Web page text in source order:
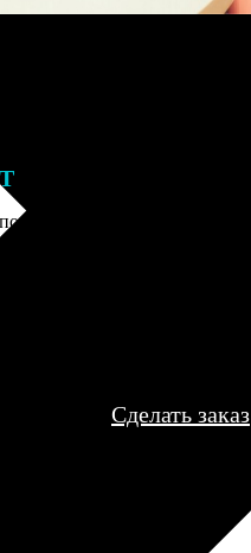
заказа к печати
могут связаться с Вами
телефону или email для
деталей.
Сделать заказ